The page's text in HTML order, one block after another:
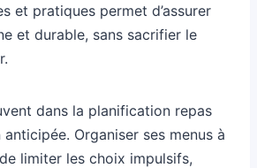
et pratiques permet d’assurer
et durable, sans sacrifier le
dans la planification repas
Organiser ses menus à
limiter les choix impulsifs,